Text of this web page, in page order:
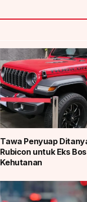
Tawa Penyuap
Rubicon untuk Eks
Kehutanan